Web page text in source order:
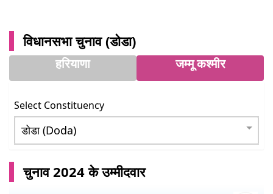
विधानसभा चुनाव (डोडा)
हरियाणा जम्मू कश्मीर
Select Constituency
चुनाव 2024 के उम्मीदवार